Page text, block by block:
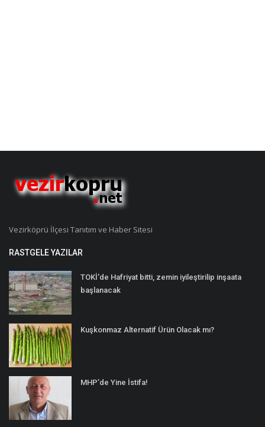
Vezirköprü İlçesi Tanıtım ve Haber Sitesi
RASTGELE YAZILAR
TOKİ'de Hafriyat bitti, zemin iyileştirilip inşaata
başlanacak
Kuşkonmaz Alternatif Ürün Olacak mı?
MHP’de Yine İstifa!